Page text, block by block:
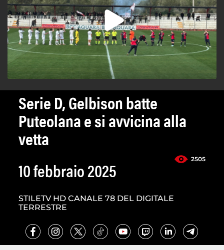
Serie D, Gelbison batte
Puteolana e si avvicina alla
vetta
2505
10 febbraio 2025
STILETV HD CANALE 78 DEL DIGITALE
TERRESTRE